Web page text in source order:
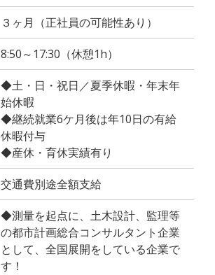
３ヶ月（正社員の可能性あり）
8:50～17:30（休憩1h）
◆土・日・祝日／夏季休暇・年末年
始休暇
◆継続就業6ケ月後は年10日の有給
休暇付与
◆産休・育休実績有り
交通費別途全額支給
◆測量を起点に、土木設計、監理等
の都市計画総合コンサルタント企業
として、全国展開をしている企業で
す！